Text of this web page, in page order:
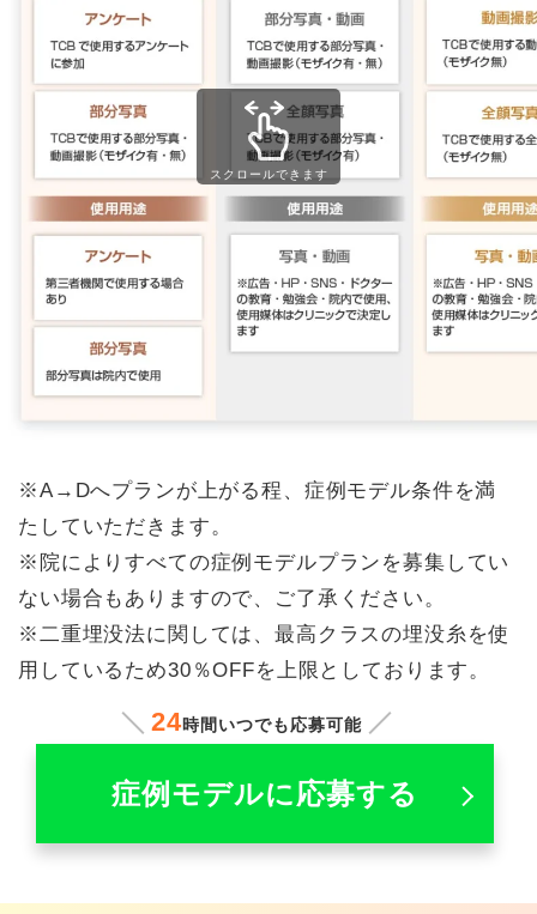
スクロールできます
※A→Dへプランが上がる程、症例モデル条件を満
たしていただきます。
※院によりすべての症例モデルプランを募集してい
ない場合もありますので、ご了承ください。
※二重埋没法に関しては、最高クラスの埋没糸を使
用しているため30％OFFを上限としております。
24時間いつでも応募可能
症例モデルに応募する